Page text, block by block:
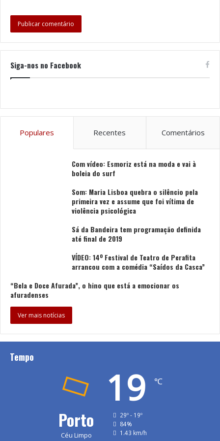
do produto e avaliar eventuais riscos para a saúde
pública.
necessidade de atenção a ofertas de azeite com
apresentadas de forma enganosa como azeite.
Tags ASAE Moimenta da Beira
Siga-nos no Facebook
Populares Recentes Comentários
Com vídeo: Esmoriz está na moda e vai à
boleia do surf
Som: Maria Lisboa quebra o silêncio pela
primeira vez e assume que foi vítima de
violência psicológica
Sá da Bandeira tem programação definida
até final de 2019
VÍDEO: 14º Festival de Teatro de Perafita
arrancou com a comédia “Saídos da Casca”
“Bela e Doce Afurada”, o hino que está a emocionar os
afuradenses
Ver mais notícias
Tempo
Porto
Céu Limpo
19 ℃
29º - 19º
84%
1.43 km/h